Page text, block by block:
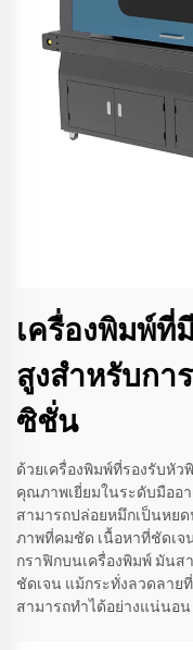
เครื่องพิมพ์ที่
สูงสำหรับก
ซิชั่น
ด้วยเครื่องพิมพ์ที่รองรับหั
คุณภาพเยี่ยมในระดับมืออ
สามารถปล่อยหมึกเป็นหย
ภาพที่คมชัด เนื้อหาที่ชัดเ
กราฟิกบนเครื่องพิมพ์ มันส
ชัดเจน แม้กระทั่งลวดลาย
สามารถทำได้อย่างแน่นอน